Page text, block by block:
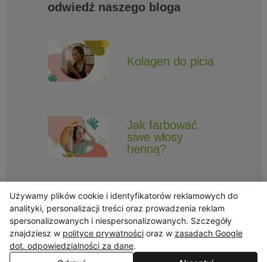
odwiedź naszego bloga
Kolagen do picia
Jak farbować
siwe włosy
henną?
Obserwuj Triny, by nie ominęły Cię najlepsze promocje i informacje
o nowościach.
Używamy plików cookie i identyfikatorów reklamowych do
analityki, personalizacji treści oraz prowadzenia reklam
spersonalizowanych i niespersonalizowanych. Szczegóły
znajdziesz w polityce prywatności oraz w zasadach Google
dot. odpowiedzialności za dane.